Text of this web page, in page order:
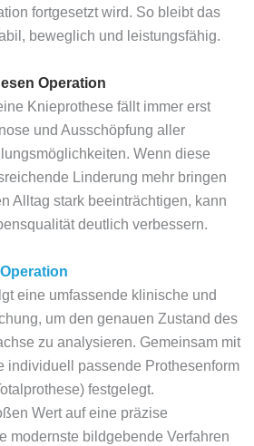
fortgesetzt wird. So bleibt das
beweglich und leistungsfähig.
Operation
Knieprothese fällt immer erst
und Ausschöpfung aller
Wenn diese
Linderung mehr bringen
Alltag stark beeinträchtigen, kann
deutlich verbessern.
eine umfassende klinische und
um den genauen Zustand des
zu analysieren. Gemeinsam mit
individuell passende Prothesenform
festgelegt.
Wert auf eine präzise
modernste bildgebende Verfahren